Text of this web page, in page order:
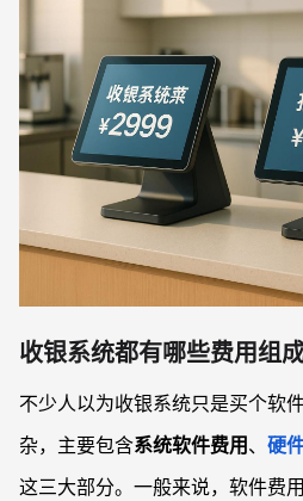
收银系统都有哪些费用组成
不少人以为收银系统只是买个软
杂，主要包含系统软件费用 、 硬
这三大部分。一般来说，软件费